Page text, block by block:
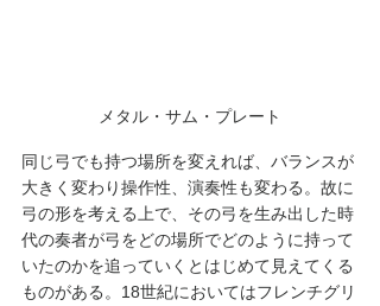
メタル・サム・プレート
同じ弓でも持つ場所を変えれば、バランスが
大きく変わり操作性、演奏性も変わる。故に
弓の形を考える上で、その弓を生み出した時
代の奏者が弓をどの場所でどのように持って
いたのかを追っていくとはじめて見えてくる
ものがある。18世紀においてはフレンチグリ